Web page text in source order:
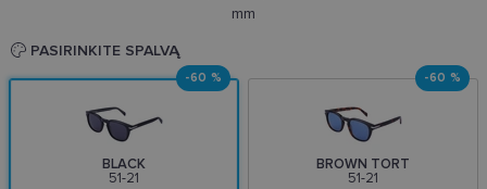
mm
PASIRINKITE SPALVĄ
BLACK
51-21
-60 %
BROWN TORT
51-21
-60 %